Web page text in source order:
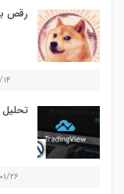
رقص
تحلیل